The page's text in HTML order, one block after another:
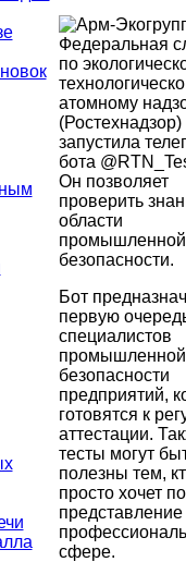
Федеральная
по
атомному
(Ростехнадзор)
запустила
бота
Он позволяет
проверить
области
промышленной
безопасности.
Бот
первую
специалистов
промышленной
безопасности
предприятий,
готовятся к
аттестации.
тесты могут
полезны тем,
просто хочет
представление
сфере.